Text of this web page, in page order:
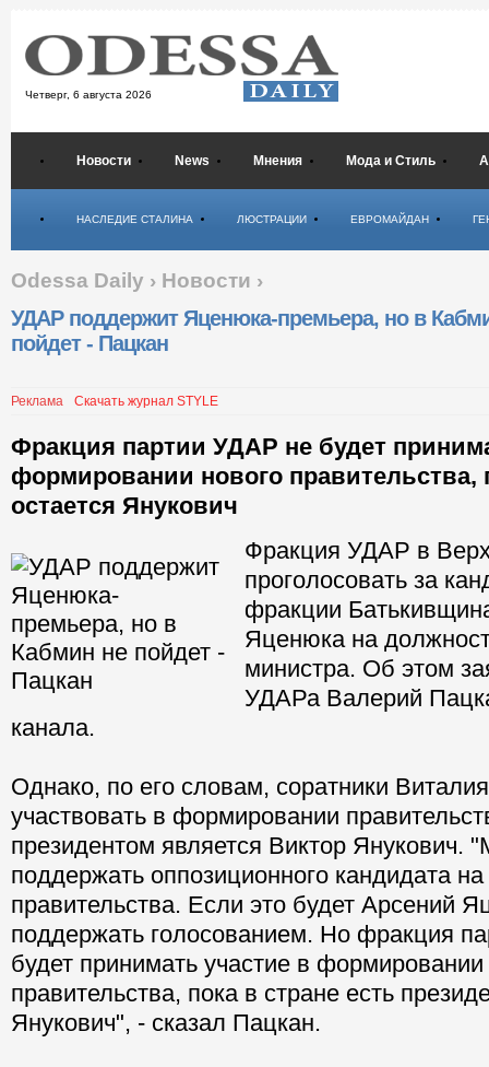
Четверг, 6 августа 2026
Новости News Мнения Мода и Стиль
НАСЛЕДИЕ СТАЛИНА ЛЮСТРАЦИИ ЕВРОМАЙДАН
Odessa Daily › Новости ›
УДАР поддержит Яценюка-премьера, но в
пойдет - Пацкан
Реклама Скачать журнал STYLE
Фракция партии УДАР не будет
формировании нового правительства,
остается Янукович
Фракция УДАР в
проголосовать за
фракции
Яценюка на
министра. Об этом
УДАРа Валерий
канала.
Однако, по его словам, соратники
участвовать в формировании
президентом является Виктор Янукович.
поддержать оппозиционного кандидата
правительства. Если это будет Арсений
поддержать голосованием. Но фракция
будет принимать участие в формировании
правительства, пока в стране есть
Янукович", - сказал Пацкан.